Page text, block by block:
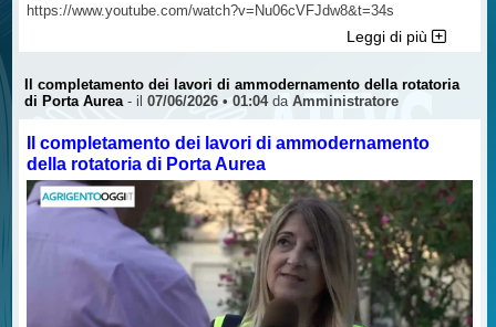
https://www.youtube.com/watch?v=Nu06cVFJdw8&t=34s
Leggi di più
Il completamento dei lavori di ammodernamento della rotatoria
di Porta Aurea - il 07/06/2026 • 01:04da Amministratore
Il completamento dei lavori di ammodernamento
della rotatoria di Porta Aurea